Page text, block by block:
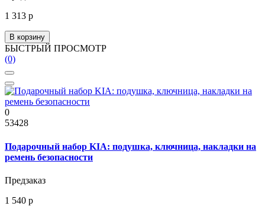
1 313 р
В корзину
БЫСТРЫЙ ПРОСМОТР
(0)
0
53428
Подарочный набор KIA: подушка, ключница, накладки на
ремень безопасности
Предзаказ
1 540 р